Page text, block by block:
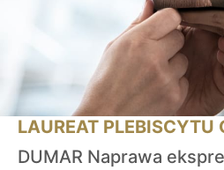
LAUREAT PLEBISCYTU
DUMAR Naprawa